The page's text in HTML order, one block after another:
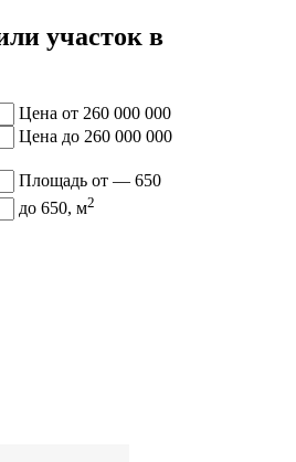
участок в
Цена от 260 000 000
Цена до 260 000 000
Площадь от — 650
до 650, м2